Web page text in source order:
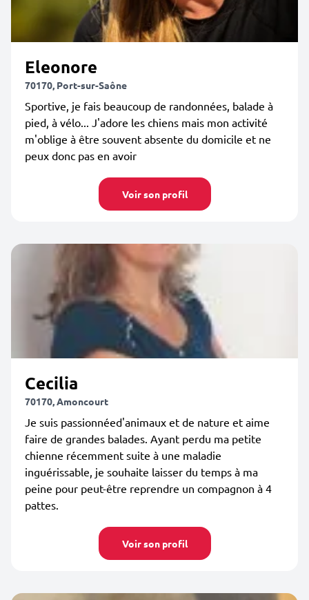
Eleonore
70170, Port-sur-Saône
Sportive, je fais beaucoup de randonnées, balade à
pied, à vélo... J'adore les chiens mais mon activité
m'oblige à être souvent absente du domicile et ne
peux donc pas en avoir
Voir son profil
Cecilia
70170, Amoncourt
Je suis passionnéed'animaux et de nature et aime
faire de grandes balades. Ayant perdu ma petite
chienne récemment suite à une maladie
inguérissable, je souhaite laisser du temps à ma
peine pour peut-être reprendre un compagnon à 4
pattes.
Voir son profil